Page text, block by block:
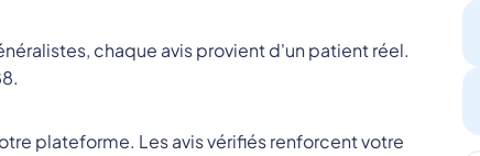
chaque avis provient d'un patient réel.
plateforme. Les avis vérifiés renforcent votre